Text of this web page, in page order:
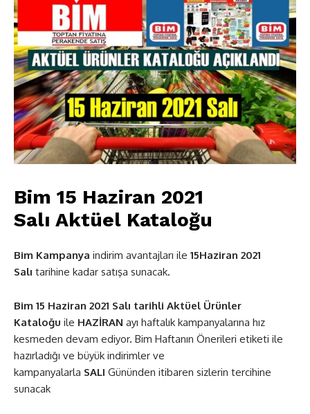
Bim 15 Haziran 2021
Salı Aktüel Kataloğu
Bim Kampanya indirim avantajları ile 15Haziran 2021
Salı tarihine kadar satışa sunacak.
Bim 15 Haziran 2021 Salı tarihli Aktüel Ürünler
Kataloğu ile HAZİRAN ayı haftalık kampanyalarına hız
kesmeden devam ediyor. Bim Haftanın Önerileri etiketi ile
hazırladığı ve büyük indirimler ve
kampanyalarla SALI Gününden itibaren sizlerin tercihine
sunacak